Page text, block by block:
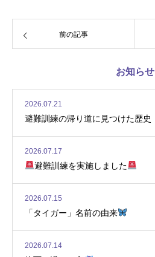
前の記事
お知らせ
2026.07.21
避難訓練の帰り道に見つけた歴史
2026.07.17
避難訓練を実施しました
2026.07.15
「タイガー」名前の由来
2026.07.14